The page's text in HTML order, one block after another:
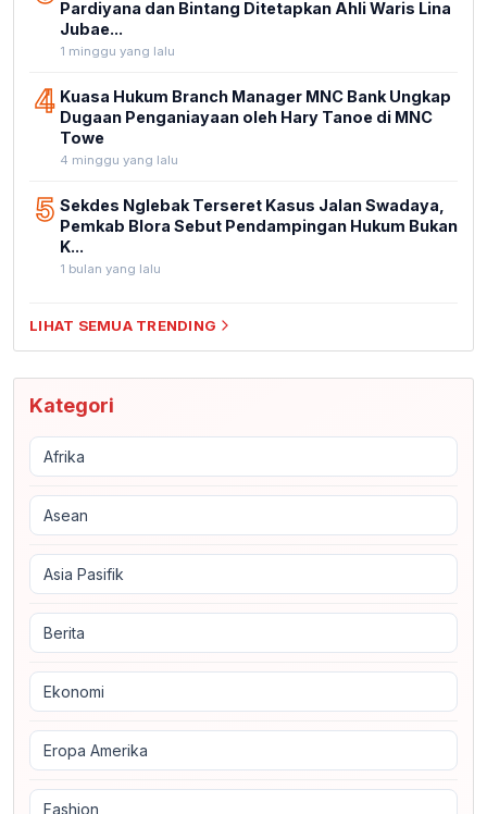
Pardiyana dan Bintang Ditetapkan Ahli Waris Lina
Jubae...
1 minggu yang lalu
4 Kuasa Hukum Branch Manager MNC Bank Ungkap
Dugaan Penganiayaan oleh Hary Tanoe di MNC
Towe
4 minggu yang lalu
5 Sekdes Nglebak Terseret Kasus Jalan Swadaya,
Pemkab Blora Sebut Pendampingan Hukum Bukan
K...
1 bulan yang lalu
LIHAT SEMUA TRENDING
Kategori
Afrika
Asean
Asia Pasifik
Berita
Ekonomi
Eropa Amerika
Fashion